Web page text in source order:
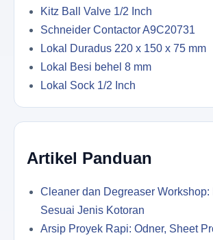
Kitz Ball Valve 1/2 Inch
Schneider Contactor A9C20731
Lokal Duradus 220 x 150 x 75 mm
Lokal Besi behel 8 mm
Lokal Sock 1/2 Inch
Artikel Panduan
Cleaner dan Degreaser
Sesuai Jenis Kotoran
Arsip Proyek Rapi: Odner, Sheet